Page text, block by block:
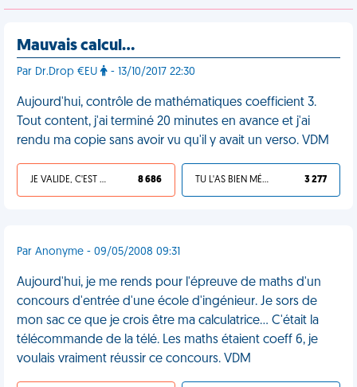
Mauvais calcul...
Par Dr.Drop €EU - 13/10/2017 22:30
Aujourd'hui, contrôle de mathématiques coefficient 3.
Tout content, j'ai terminé 20 minutes en avance et j'ai
rendu ma copie sans avoir vu qu'il y avait un verso. VDM
JE VALIDE, C'EST UNE VDM 8 686 TU L'AS BIEN MÉRITÉ 3 277
Par Anonyme - 09/05/2008 09:31
Aujourd'hui, je me rends pour l'épreuve de maths d'un
concours d'entrée d'une école d'ingénieur. Je sors de
mon sac ce que je crois être ma calculatrice... C'était la
télécommande de la télé. Les maths étaient coeff 6, je
voulais vraiment réussir ce concours. VDM